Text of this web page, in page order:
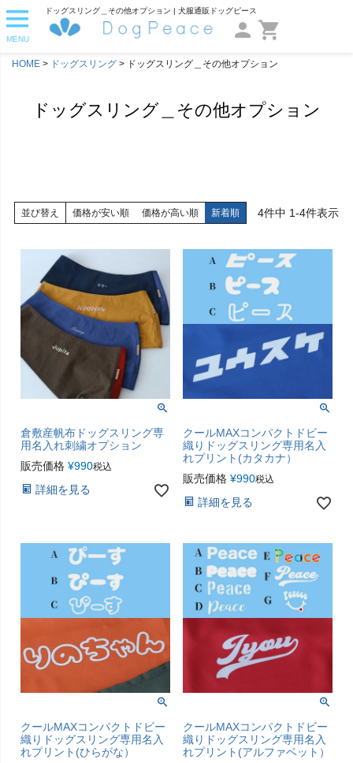
MENU
ドッグスリング＿その他オプション | 犬服通販ドッグピース
HOME ドッグスリング ドッグスリング＿その他オプション
ドッグスリング＿その他オプション
並び替え 価格が安い順 価格が高い順 新着順 4件中 1-4件表示
倉敷産帆布ドッグスリング専
用名入れ刺繍オプション
販売価格 ¥990税込
詳細を見る
クールMAXコンパクトドビー
織りドッグスリング専用名入
れプリント(カタカナ）
販売価格 ¥990税込
詳細を見る
クールMAXコンパクトドビー
織りドッグスリング専用名入
れプリント(ひらがな）
クールMAXコンパクトドビー
織りドッグスリング専用名入
れプリント(アルファベット）